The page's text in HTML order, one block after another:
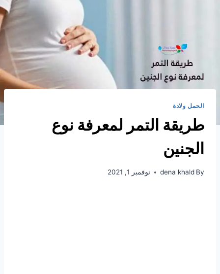
الحمل ولادة
طريقة التمر لمعرفة نوع
الجنين
By
dena khald نوفمبر 1, 2021